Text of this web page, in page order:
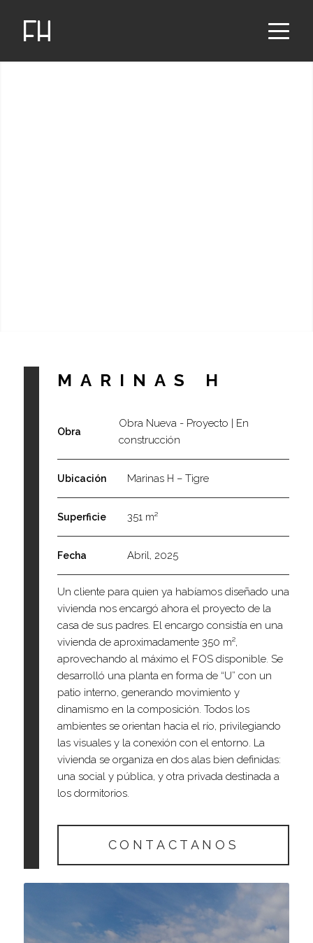
MARINAS H
Obra
Obra Nueva - Proyecto | En
construcción
Ubicación Marinas H – Tigre
Superficie 351 m²
Fecha Abril, 2025
Un cliente para quien ya habíamos diseñado una
vivienda nos encargó ahora el proyecto de la
casa de sus padres. El encargo consistía en una
vivienda de aproximadamente 350 m²,
aprovechando al máximo el FOS disponible. Se
desarrolló una planta en forma de “U” con un
patio interno, generando movimiento y
dinamismo en la composición. Todos los
ambientes se orientan hacia el río, privilegiando
las visuales y la conexión con el entorno. La
vivienda se organiza en dos alas bien definidas:
una social y pública, y otra privada destinada a
los dormitorios.
CONTACTANOS